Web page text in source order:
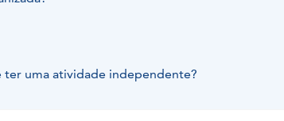
uma atividade independente?